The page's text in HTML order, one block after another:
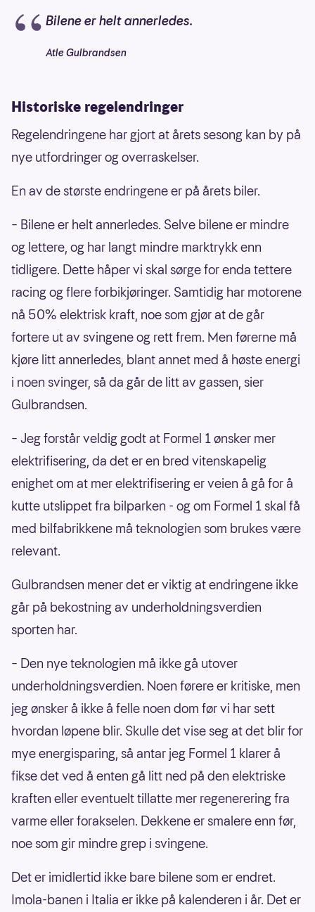
Bilene er helt annerledes.
Atle Gulbrandsen
Historiske regelendringer
Regelendringene har gjort at årets sesong kan by på
nye utfordringer og overraskelser.
En av de største endringene er på årets biler.
– Bilene er helt annerledes. Selve bilene er mindre
og lettere, og har langt mindre marktrykk enn
tidligere. Dette håper vi skal sørge for enda tettere
racing og flere forbikjøringer. Samtidig har motorene
nå 50% elektrisk kraft, noe som gjør at de går
fortere ut av svingene og rett frem. Men førerne må
kjøre litt annerledes, blant annet med å høste energi
i noen svinger, så da går de litt av gassen, sier
Gulbrandsen.
– Jeg forstår veldig godt at Formel 1 ønsker mer
elektrifisering, da det er en bred vitenskapelig
enighet om at mer elektrifisering er veien å gå for å
kutte utslippet fra bilparken - og om Formel 1 skal få
med bilfabrikkene må teknologien som brukes være
relevant.
Gulbrandsen mener det er viktig at endringene ikke
går på bekostning av underholdningsverdien
sporten har.
– Den nye teknologien må ikke gå utover
underholdningsverdien. Noen førere er kritiske, men
jeg ønsker å ikke å felle noen dom før vi har sett
hvordan løpene blir. Skulle det vise seg at det blir for
mye energisparing, så antar jeg Formel 1 klarer å
fikse det ved å enten gå litt ned på den elektriske
kraften eller eventuelt tillatte mer regenerering fra
varme eller forakselen. Dekkene er smalere enn før,
noe som gir mindre grep i svingene.
Det er imidlertid ikke bare bilene som er endret.
Imola-banen i Italia er ikke på kalenderen i år. Det er